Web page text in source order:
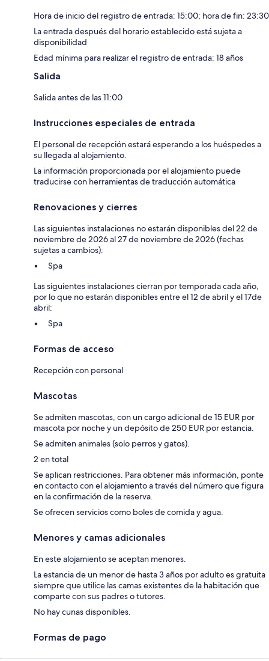
Hora de inicio del registro de entrada: 15:00; hora de fin: 23:30
La entrada después del horario establecido está sujeta a
disponibilidad
Edad mínima para realizar el registro de entrada: 18 años
Salida
Salida antes de las 11:00
Instrucciones especiales de entrada
El personal de recepción estará esperando a los huéspedes a
su llegada al alojamiento.
La información proporcionada por el alojamiento puede
traducirse con herramientas de traducción automática
Renovaciones y cierres
Las siguientes instalaciones no estarán disponibles del 22 de
noviembre de 2026 al 27 de noviembre de 2026 (fechas
sujetas a cambios):
Spa
Las siguientes instalaciones cierran por temporada cada año,
por lo que no estarán disponibles entre el 12 de abril y el 17de
abril:
Spa
Formas de acceso
Recepción con personal
Mascotas
Se admiten mascotas, con un cargo adicional de 15 EUR por
mascota por noche y un depósito de 250 EUR por estancia.
Se admiten animales (solo perros y gatos).
2 en total
Se aplican restricciones. Para obtener más información, ponte
en contacto con el alojamiento a través del número que figura
en la confirmación de la reserva.
Se ofrecen servicios como boles de comida y agua.
Menores y camas adicionales
En este alojamiento se aceptan menores.
La estancia de un menor de hasta 3 años por adulto es gratuita
siempre que utilice las camas existentes de la habitación que
comparte con sus padres o tutores.
No hay cunas disponibles.
Formas de pago